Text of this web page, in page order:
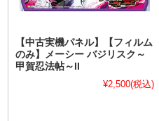
【中古実機パネル】【フィルム
のみ】メーシー バジリスク～
甲賀忍法帖～II
¥2,500(税込)